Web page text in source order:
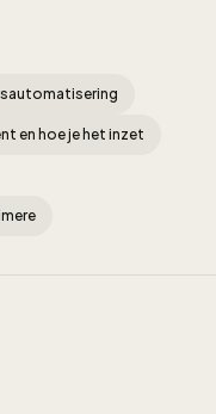
en hoe je het inzet